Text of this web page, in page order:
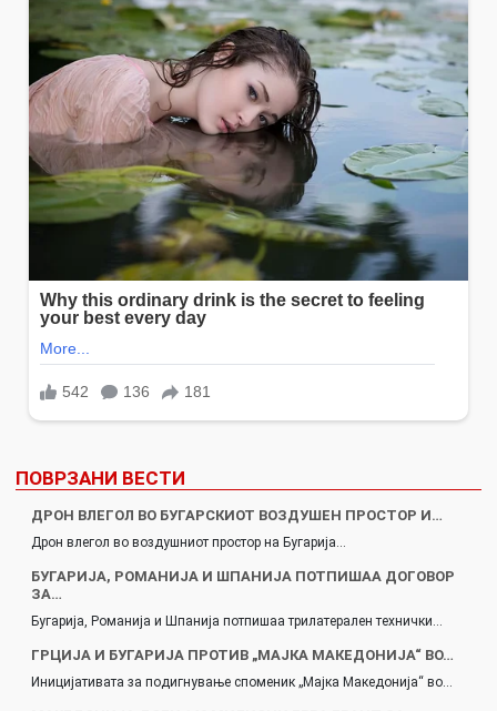
ПОВРЗАНИ ВЕСТИ
ДРОН ВЛЕГОЛ ВО БУГАРСКИОТ ВОЗДУШЕН ПРОСТОР И…
Дрон влегол во воздушниот простор на Бугарија…
БУГАРИЈА, РОМАНИЈА И ШПАНИЈА ПОТПИШАА ДОГОВОР
ЗА…
Бугарија, Романија и Шпанија потпишаа трилатерален технички…
ГРЦИЈА И БУГАРИЈA ПРОТИВ „МАЈКА МАКЕДОНИЈА“ ВО…
Иницијативата за подигнување споменик „Мајка Македонија“ во…